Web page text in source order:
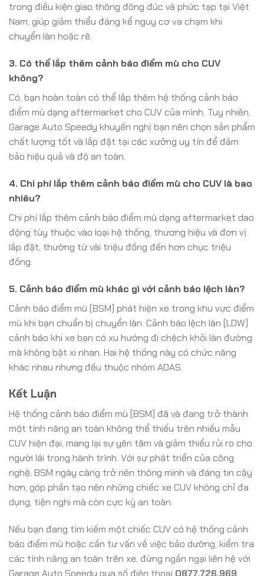
trong điều kiện giao thông đông đúc và phức tạp tại Việt
Nam, giúp giảm thiểu đáng kể nguy cơ va chạm khi
chuyển làn hoặc rẽ.
3. Có thể lắp thêm cảnh báo điểm mù cho CUV
không?
Có, bạn hoàn toàn có thể lắp thêm hệ thống cảnh báo
điểm mù dạng aftermarket cho CUV của mình. Tuy nhiên,
Garage Auto Speedy khuyến nghị bạn nên chọn sản phẩm
chất lượng tốt và lắp đặt tại các xưởng uy tín để đảm
bảo hiệu quả và độ an toàn.
4. Chi phí lắp thêm cảnh báo điểm mù cho CUV là bao
nhiêu?
Chi phí lắp thêm cảnh báo điểm mù dạng aftermarket dao
động tùy thuộc vào loại hệ thống, thương hiệu và đơn vị
lắp đặt, thường từ vài triệu đồng đến hơn chục triệu
đồng.
5. Cảnh báo điểm mù khác gì với cảnh báo lệch làn?
Cảnh báo điểm mù (BSM) phát hiện xe trong khu vực điểm
mù khi bạn chuẩn bị chuyển làn. Cảnh báo lệch làn (LDW)
cảnh báo khi xe bạn có xu hướng đi chệch khỏi làn đường
mà không bật xi nhan. Hai hệ thống này có chức năng
khác nhau nhưng đều thuộc nhóm ADAS.
Kết Luận
Hệ thống cảnh báo điểm mù (BSM) đã và đang trở thành
một tính năng an toàn không thể thiếu trên nhiều mẫu
CUV hiện đại, mang lại sự yên tâm và giảm thiểu rủi ro cho
người lái trong hành trình. Với sự phát triển của công
nghệ, BSM ngày càng trở nên thông minh và đáng tin cậy
hơn, góp phần tạo nên những chiếc xe CUV không chỉ đa
dụng, tiện nghi mà còn cực kỳ an toàn.
Nếu bạn đang tìm kiếm một chiếc CUV có hệ thống cảnh
báo điểm mù hoặc cần tư vấn về việc bảo dưỡng, kiểm tra
các tính năng an toàn trên xe, đừng ngần ngại liên hệ với
Garage Auto Speedy qua số điện thoại 0877.726.969